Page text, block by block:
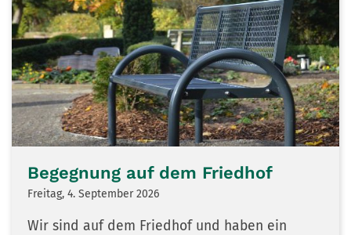
Begegnung auf dem Friedhof
Freitag, 4. September 2026
Wir sind auf dem Friedhof und haben ein